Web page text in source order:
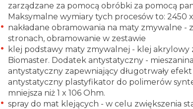
zarządzane za pomocą obróbki za pomocą
Maksymalne wymiary tych procesów to: 2450
nakładane obramowania na maty zmywalne
stronach, obramowanie w zestawie
klej podstawy maty zmywalnej - klej
Biomaster. Dodatek antystatyczny -
antystatyczny zapewniający długotrwały
antystatyczny plastyfikator do polimerów
mniejsza niż 1 x 106 Ohm.
spray do mat klejących - w celu zwiększenia